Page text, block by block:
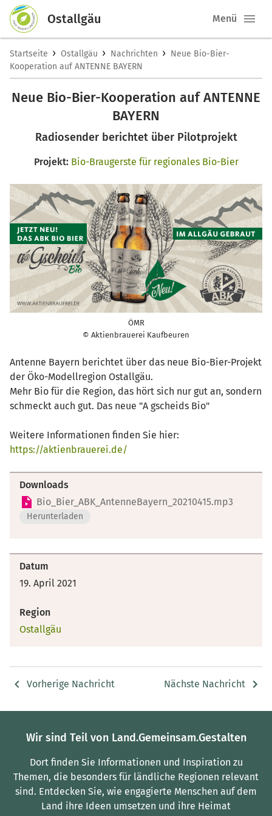
Ostallgäu Menü
Startseite › Ostallgäu › Nachrichten › Neue Bio-Bier-
Kooperation auf ANTENNE BAYERN
Neue Bio-Bier-Kooperation auf ANTENNE
BAYERN
Radiosender berichtet über Pilotprojekt
Projekt: Bio-Braugerste für regionales Bio-Bier
ÖMR
© Aktienbrauerei Kaufbeuren
Antenne Bayern berichtet über das neue Bio-Bier-Projekt
der Öko-Modellregion Ostallgäu.
Mehr Bio für die Region, das hört sich nur gut an, sondern
schmeckt auch gut. Das neue "A gscheids Bio"
Weitere Informationen finden Sie hier:
https://aktienbrauerei.de/
Downloads
Bio_Bier_ABK_AntenneBayern_20210415.mp3
Herunterladen
Datum
19. April 2021
Region
Ostallgäu
Vorherige Nachricht Nächste Nachricht
Wir sind Teil von Land.Gemeinsam.Gestalten
Dort finden Sie Informationen und Inspiration zu
Themen, die besonders für ländliche Regionen relevant
sind. Entdecken Sie, wie engagierte Menschen auf dem
Land ihre Ideen umsetzen und ihre Heimat